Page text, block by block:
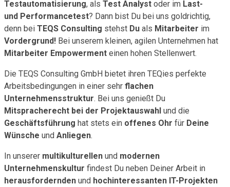
Testautomatisierung, als Test Analyst oder im Last-
und Performancetest? Dann bist Du bei uns goldrichtig,
denn bei TEQS Consulting stehst Du als Mitarbeiter im
Vordergrund! Bei unserem kleinen, agilen Unternehmen hat
Mitarbeiter Empowerment einen hohen Stellenwert.
Die TEQS Consulting GmbH bietet ihren TEQies perfekte
Arbeitsbedingungen in einer sehr flachen
Unternehmensstruktur. Bei uns genießt Du
Mitspracherecht bei der Projektauswahl und die
Geschäftsführung hat stets ein offenes Ohr für Deine
Wünsche und Anliegen.
In unserer multikulturellen und modernen
Unternehmenskultur findest Du neben Deiner Arbeit in
herausfordernden und hochinteressanten IT-Projekten